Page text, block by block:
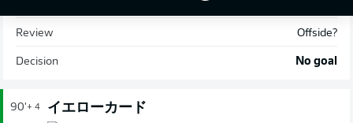
Review Offside?
Decision No goal
90'+ 4 イエローカード